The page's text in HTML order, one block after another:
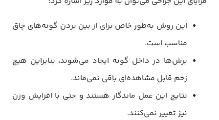
این روش به‌طور خاص برای از بین بردن گونه‌های چاق
مناسب است.
برش‌ها در داخل گونه ایجاد می‌شوند، بنابراین هیچ
زخم قابل مشاهده‌ای باقی نمی‌ماند.
نتایج این عمل ماندگار هستند و حتی با افزایش وزن
نیز تغییر نمی‌کنند.